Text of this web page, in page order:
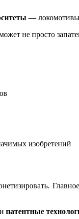
— локомотивы
не просто
изобретений
патентные